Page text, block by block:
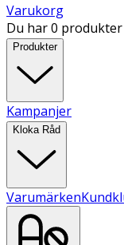
Varukorg
Du har 0
Produkter
Kampanjer
Kloka Råd
Varumärken